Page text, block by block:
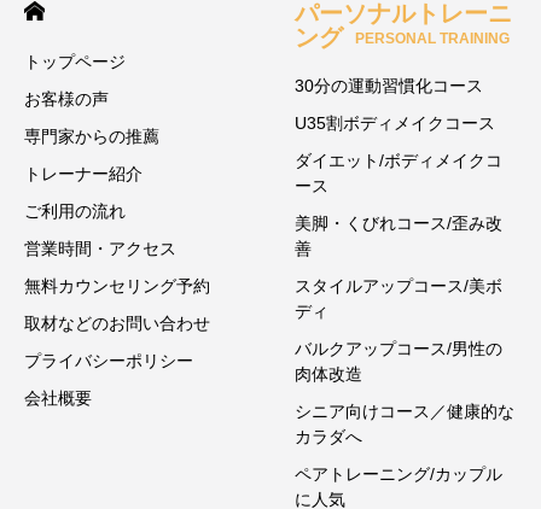
トップページ
お客様の声
専門家からの推薦
トレーナー紹介
ご利用の流れ
営業時間・アクセス
無料カウンセリング予約
取材などのお問い合わせ
プライバシーポリシー
会社概要
パーソナルトレーニ
ング
PERSONAL TRAINING
30分の運動習慣化コース
U35割ボディメイクコース
ダイエット/ボディメイクコ
ース
美脚・くびれコース/歪み改
善
スタイルアップコース/美ボ
ディ
バルクアップコース/男性の
肉体改造
シニア向けコース／健康的な
カラダへ
ペアトレーニング/カップル
に人気